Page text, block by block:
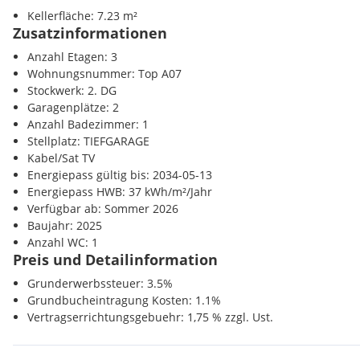
keramischen Fliesen belegt.
Auf den Balkonen und Dachterrassen wurden großformatige
Baumkirchen ist durch die Nähe zur Bundesstraße,
Radwegen am Inn bestens angebunden und eignet sich
Pendler/innen. Vielfältige Infrastruktur, Freizeiteinrichtungen
den Nachbargemeinden gut zu finden.
Der Innenausbau ist abgeschlossen, die Wohnungen wurden
Bewohner übergeben.
Bitte kontaktieren Sie uns für weitere Details oder ein
Sie gerne!
DREIKLANG steht für durchdachtes Wohnen: helle Räume,
bodenbündige Duschen, Raffstores, südseitige Terrassen - für
Lebensqualität.
Die 3-Zimmer-Dachgeschosswohnung Top A07 erfreut ihre
Post <1600m
Polizei <2700m
Kellerfläche: 7.23 m²
Zusatzinformationen
Anzahl Etagen: 3
Wohnungsnummer: Top A07
Stockwerk: 2. DG
Garagenplätze: 2
Anzahl Badezimmer: 1
Stellplatz: TIEFGARAGE
Kabel/Sat TV
Energiepass gültig bis: 2034-05-13
Energiepass HWB: 37 kWh/m²/Jahr
Verfügbar ab: Sommer 2026
Baujahr: 2025
Anzahl WC: 1
Preis und Detailinformation
Grunderwerbssteuer: 3.5%
Grundbucheintragung Kosten: 1.1%
Vertragserrichtungsgebuehr: 1,75 % zzgl. Ust.